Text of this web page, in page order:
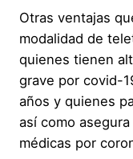
Otras ventajas
modalidad de
quienes tienen
grave por covid-
años y quienes
así como
médicas por